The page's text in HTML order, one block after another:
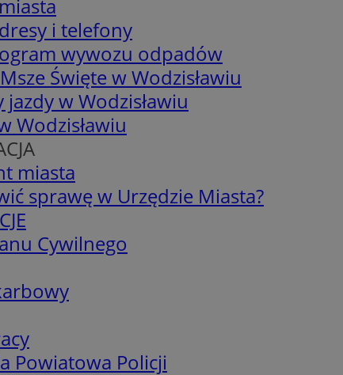
i telefony
wywozu odpadów
Święte w Wodzisławiu
jazdy w Wodzisławiu
Wodzisławiu
miasta
sprawę w Urzędzie Miasta?
Cywilnego
Powiatowa Policji